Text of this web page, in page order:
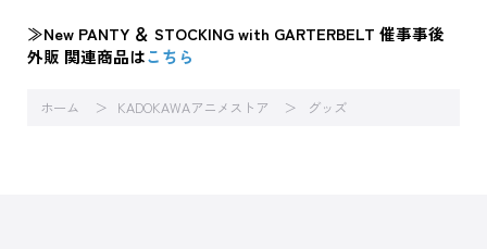
≫New PANTY ＆ STOCKING with GARTERBELT 催事事後
外販 関連商品はこちら
ホーム KADOKAWAアニメストア グッズ